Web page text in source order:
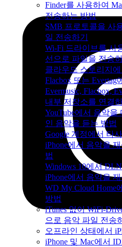
Finder를 사용하여
전송하는 방법
SMB 프로토콜을 사
일 전송하기
Wi-Fi 드라이브를 사
선으로 파일을 전송
클라우드 스토리지
Flacbox 또는 Evertag
Evermusic, Flacbox,
내부 저장소를 연결
YouTube에서 음악을
인 음악을 듣는 방법
Google 계정에서 타
iPhone에서 음악을
법
Windows 10에서
iPhone에서 음악을
WD My Cloud Home
방법
iTunes 없이 WiFi-
으로 음악 파일 전송
오프라인 상태에서
iPhone 및 Mac에서